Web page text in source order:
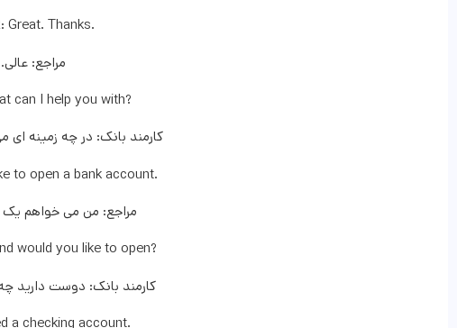
Great. Thanks.
مراجع:
can I help you with?
کارمند بانک: در چه زمینه
to open a bank account.
مراجع: من می خواهم یک
would you like to open?
کارمند بانک: دوست دارید
a checking account.